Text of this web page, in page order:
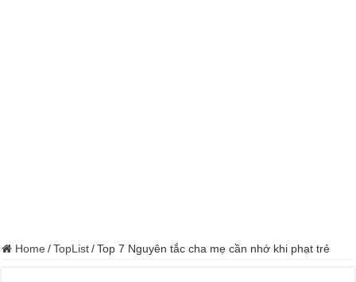
Home / TopList / Top 7 Nguyên tắc cha mẹ cần nhớ khi phạt trẻ